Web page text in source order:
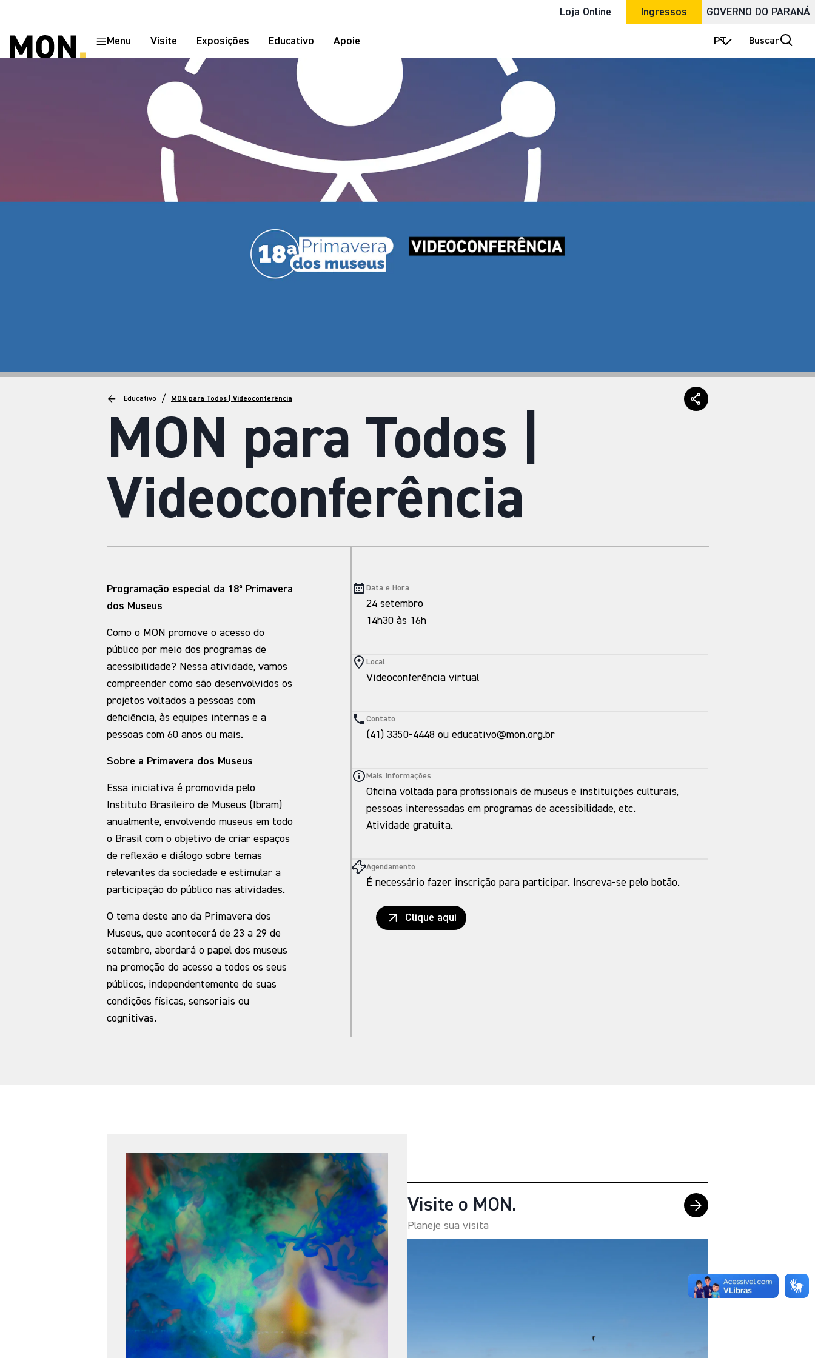
Loja Online Ingressos GOVERNO DO PARANÁ
Menu Visite Exposições Educativo Apoie PT Buscar
Educativo / MON para Todos | Videoconferência
MON para Todos |
Videoconferência
Programação especial da 18ª Primavera
dos Museus
Como o MON promove o acesso do
público por meio dos programas de
acessibilidade? Nessa atividade, vamos
compreender como são desenvolvidos os
projetos voltados a pessoas com
deficiência, às equipes internas e a
pessoas com 60 anos ou mais.
Sobre a Primavera dos Museus
Essa iniciativa é promovida pelo
Instituto Brasileiro de Museus (Ibram)
anualmente, envolvendo museus em todo
o Brasil com o objetivo de criar espaços
de reflexão e diálogo sobre temas
relevantes da sociedade e estimular a
participação do público nas atividades.
O tema deste ano da Primavera dos
Museus, que acontecerá de 23 a 29 de
setembro, abordará o papel dos museus
na promoção do acesso a todos os seus
públicos, independentemente de suas
condições físicas, sensoriais ou
cognitivas.
Data e Hora
24 setembro
14h30 às 16h
Local
Videoconferência virtual
Contato
(41) 3350-4448 ou educativo@mon.org.br
Mais Informações
Oficina voltada para profissionais de museus e instituições culturais,
pessoas interessadas em programas de acessibilidade, etc.
Atividade gratuita.
Agendamento
É necessário fazer inscrição para participar. Inscreva-se pelo botão.
Clique aqui
Visite o MON.
Planeje sua visita